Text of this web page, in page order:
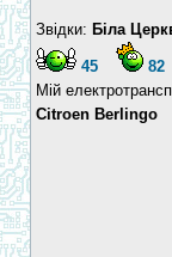
Звідки: Біла
45
82
Мій
Citroen Berlingo